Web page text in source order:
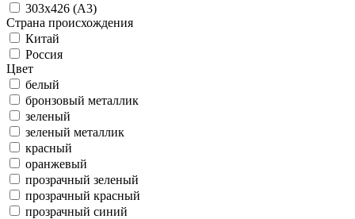
303х426 (А3)
Страна происхождения
Китай
Россия
Цвет
белый
бронзовый металлик
зеленый
зеленый металлик
красный
оранжевый
прозрачный зеленый
прозрачный красный
прозрачный синий